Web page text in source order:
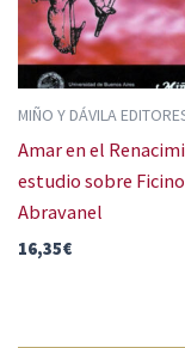
MIÑO Y DÁVILA
Amar en el
estudio sobre
Abravanel
16,35€